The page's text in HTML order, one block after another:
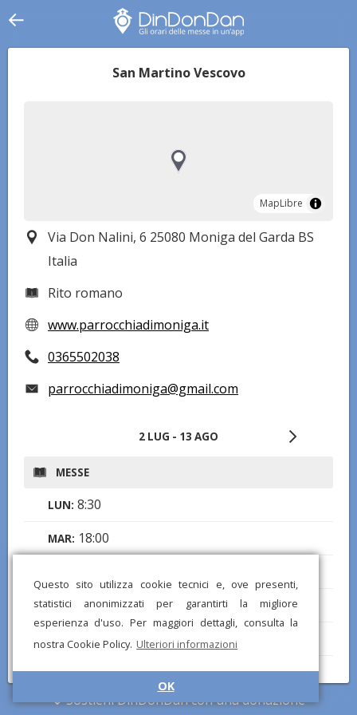
Questo sito utilizza cookie tecnici e, ove presenti,
statistici anonimizzati per garantirti la migliore
esperienza d'uso. Per maggiori dettagli, consulta la
nostra Cookie Policy. Ulteriori informazioni
OK
San Martino Vescovo
MapLibre
MapLibre
Via Don Nalini, 6 25080 Moniga del Garda BS
Italia
Rito romano
www.parrocchiadimoniga.it
0365502038
parrocchiadimoniga@gmail.com
2 LUG - 13 AGO
MESSE
LUN: 8:30
MAR: 18:00
GIO: 18:00
VEN:8:30
SAB: 19:00
DOM: 9:00,11:00,19:00
Sostieni DinDonDan con una donazione